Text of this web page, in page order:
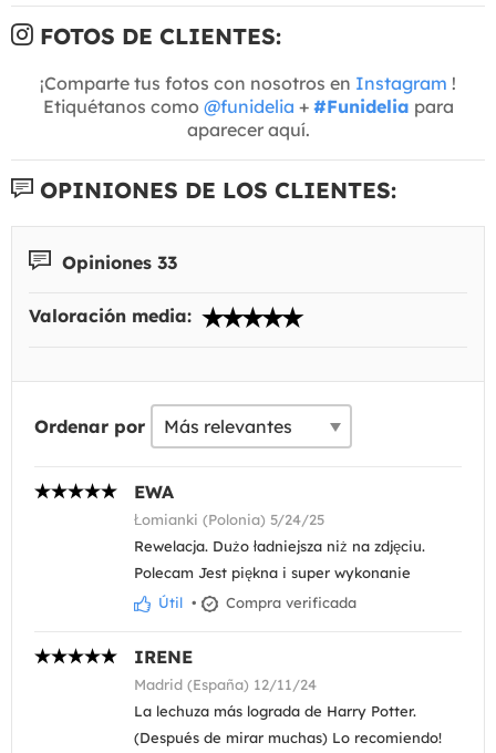
FOTOS DE CLIENTES:
¡Comparte tus fotos con nosotros en Instagram !
Etiquétanos como @funidelia + #Funidelia para
aparecer aquí.
OPINIONES DE LOS CLIENTES:
Opiniones 33
Valoración media:
Ordenar por
EWA
Łomianki (Polonia) 5/24/25
Rewelacja. Dużo ładniejsza niż na zdjęciu.
Polecam Jest piękna i super wykonanie
Útil • Compra verificada
IRENE
Madrid (España) 12/11/24
La lechuza más lograda de Harry Potter.
(Después de mirar muchas) Lo recomiendo!